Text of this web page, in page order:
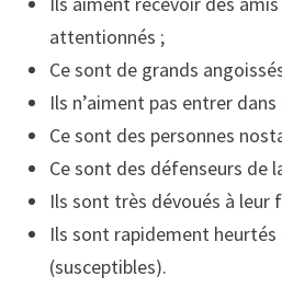
attentionnés ;
Ce sont de grands
Ils n’aiment pas entrer
Ce sont des personnes
Ce sont des défenseurs de
Ils sont très dévoués à leur
Ils sont rapidement
(susceptibles).